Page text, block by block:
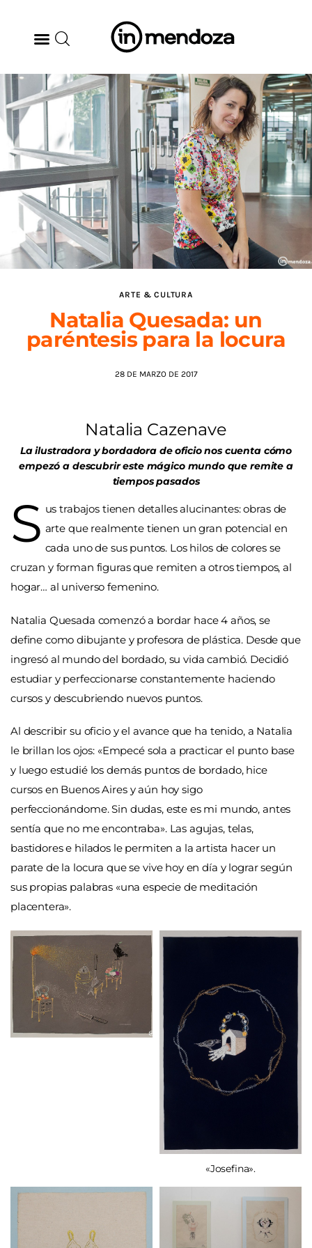
BODEGAS
GASTRONOMÍA
ARTE & CULTURA
MÚSICA
DÓNDE IR
TENDENCIAS
AGENDA
ARTE & CULTURA
Natalia Quesada: un
paréntesis para la locura
28 DE MARZO DE 2017
Natalia Cazenave
La ilustradora y bordadora de oficio nos cuenta cómo
empezó a descubrir este mágico mundo que remite a
tiempos pasados
S us trabajos tienen detalles alucinantes: obras de
arte que realmente tienen un gran potencial en
cada uno de sus puntos. Los hilos de colores se
cruzan y forman figuras que remiten a otros tiempos, al
hogar… al universo femenino.
Natalia Quesada comenzó a bordar hace 4 años, se
define como dibujante y profesora de plástica. Desde que
ingresó al mundo del bordado, su vida cambió. Decidió
estudiar y perfeccionarse constantemente haciendo
cursos y descubriendo nuevos puntos.
Al describir su oficio y el avance que ha tenido, a Natalia
le brillan los ojos: «Empecé sola a practicar el punto base
y luego estudié los demás puntos de bordado, hice
cursos en Buenos Aires y aún hoy sigo
perfeccionándome. Sin dudas, este es mi mundo, antes
sentía que no me encontraba». Las agujas, telas,
bastidores e hilados le permiten a la artista hacer un
parate de la locura que se vive hoy en día y lograr según
sus propias palabras «una especie de meditación
placentera».
«Josefina».